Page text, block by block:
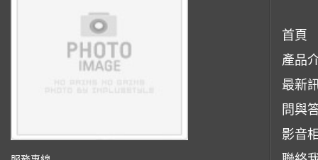
首頁
產品
最新
問與
影音